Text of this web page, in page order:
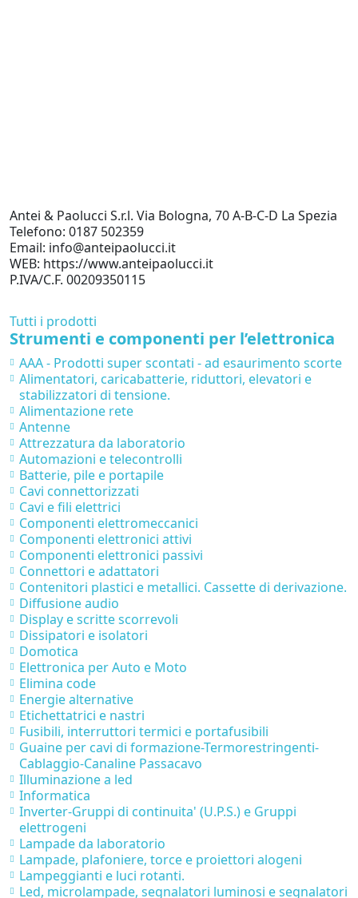
Antei & Paolucci S.r.l. Via Bologna, 70 A-B-C-D La Spezia
Telefono: 0187 502359
Email: info@anteipaolucci.it
WEB: https://www.anteipaolucci.it
P.IVA/C.F. 00209350115
Tutti i prodotti
Strumenti e componenti per l’elettronica
AAA - Prodotti super scontati - ad esaurimento scorte
Alimentatori, caricabatterie, riduttori, elevatori e
stabilizzatori di tensione.
Alimentazione rete
Antenne
Attrezzatura da laboratorio
Automazioni e telecontrolli
Batterie, pile e portapile
Cavi connettorizzati
Cavi e fili elettrici
Componenti elettromeccanici
Componenti elettronici attivi
Componenti elettronici passivi
Connettori e adattatori
Contenitori plastici e metallici. Cassette di derivazione.
Diffusione audio
Display e scritte scorrevoli
Dissipatori e isolatori
Domotica
Elettronica per Auto e Moto
Elimina code
Energie alternative
Etichettatrici e nastri
Fusibili, interruttori termici e portafusibili
Guaine per cavi di formazione-Termorestringenti-
Cablaggio-Canaline Passacavo
Illuminazione a led
Informatica
Inverter-Gruppi di continuita' (U.P.S.) e Gruppi
elettrogeni
Lampade da laboratorio
Lampade, plafoniere, torce e proiettori alogeni
Lampeggianti e luci rotanti.
Led, microlampade, segnalatori luminosi e segnalatori